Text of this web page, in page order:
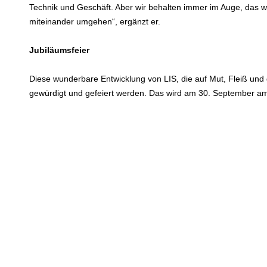
Technik und Geschäft. Aber wir behalten immer im Auge,
miteinander umgehen“, ergänzt er.
Jubiläumsfeier
Diese wunderbare Entwicklung von LIS, die auf Mut, Fleiß
gewürdigt und gefeiert werden. Das wird am 30. September